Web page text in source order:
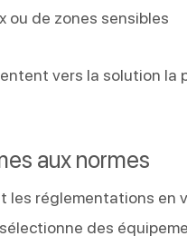
ou de zones sensibles
vers la solution la
aux normes
les réglementations en
sélectionne des